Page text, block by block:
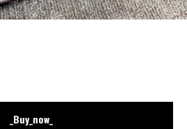
_Buy_now_